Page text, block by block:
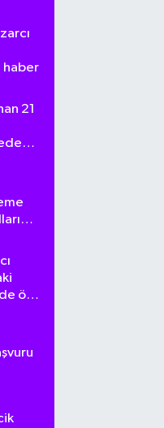
haber
21
ölü